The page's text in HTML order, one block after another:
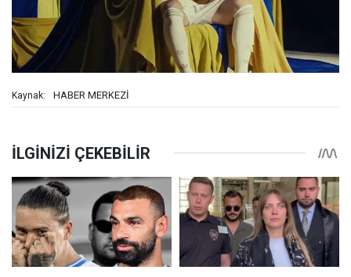
Kaynak: HABER MERKEZİ